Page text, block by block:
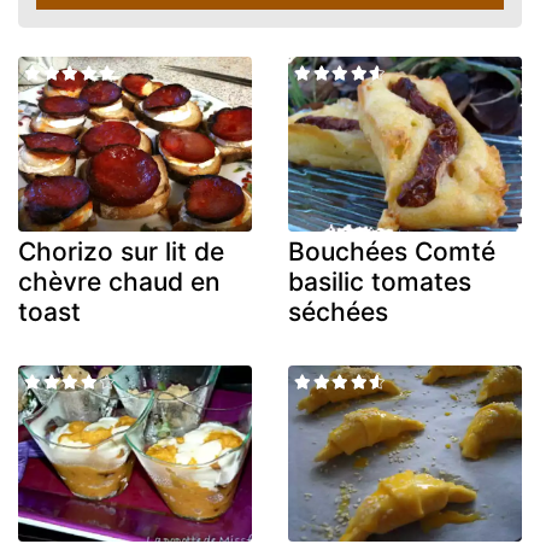
Chorizo sur lit de
chèvre chaud en
toast
Bouchées Comté
basilic tomates
séchées